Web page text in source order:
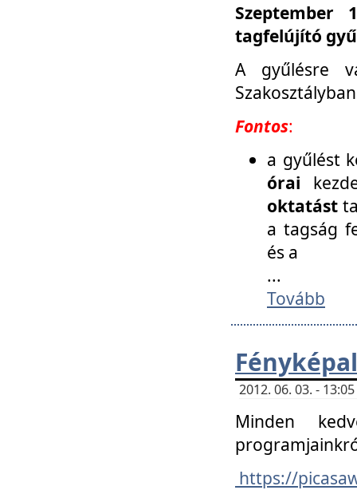
Szeptember
tagfelújító
A gyűlésre
Fontos:
a gyűlést
órai
oktatást
a tagság
és a
...
Tovább
2012. 06. 03. -
Minden
https://